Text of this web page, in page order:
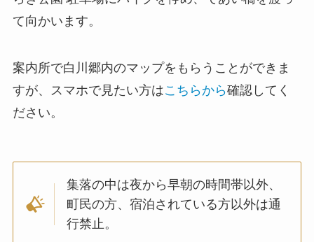
て向かいます。
案内所で白川郷内のマップをもらうことができま
すが、スマホで見たい方はこちらから確認してく
ださい。
集落の中は夜から早朝の時間帯以外、
町民の方、宿泊されている方以外は通
行禁止。